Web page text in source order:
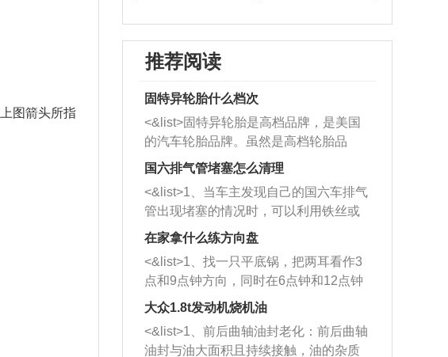
图箭头所指
推荐阅读
固特异轮胎什么档次
<&list>固特异轮胎是高档品牌，是美国
的汽车轮胎品牌。虽然是高档轮胎品
牌，但是中高低端的轮胎都有生产，这
也是为了更好的开拓市场。
国六排气管堵塞怎么清理
<&list>1、当车主发现自己的国六车排气
管出现堵塞的情况时，可以利用铁丝或
者是细棍，直接将杂物给取出来，如果
堵塞情况比较严重，也可以采取应急措
施。 <&list>2、直接利用木棍将所有的
杂物推到排气管里面的位置处，然后将
三元催化器拆解开，就可以将堵塞的东
西取出来。但如果是因为积碳过多引起
的堵塞，就需要将三元催化器泡在草酸
在家拿什么练方向盘
<&list>1、找一只平底锅，把两耳看作3
点和9点钟方向，同时在6点钟和12点钟
方向做一个标记。 <&list>2、双手握住
一圈半的练习，往右同样也要打相同的
大众1.8t发动机烧机油
<&list>1、前后曲轴油封老化：前后曲轴
油封与油大面积且持续接触，油的杂质